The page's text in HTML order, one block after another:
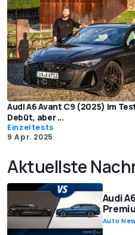
Audi A6 Avant C9 (2025) im
Debüt, aber ...
Einzeltests
9 Apr. 2025
Aktuellste
Audi
Auto